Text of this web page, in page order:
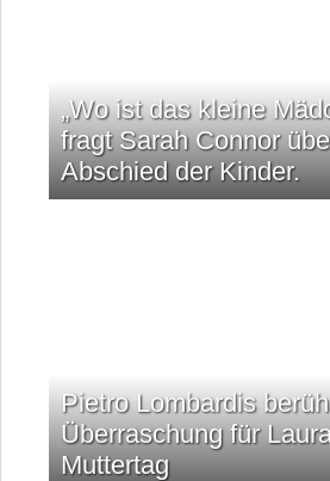
„Wo ist das kleine
fragt Sarah Connor
Abschied der Kinder.
Pietro Lombardis
Überraschung für
Muttertag